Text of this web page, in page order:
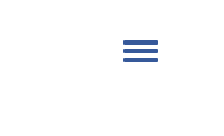
Toggle